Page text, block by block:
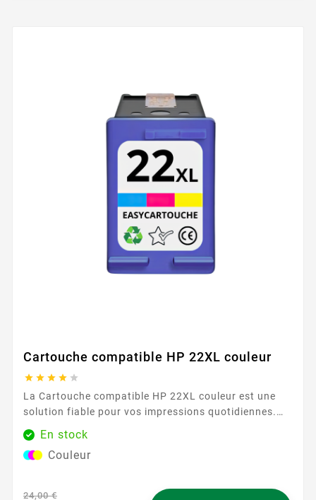
Cartouche compatible HP 22XL couleur
    
La Cartouche compatible HP 22XL couleur est une
solution fiable pour vos impressions quotidiennes.
Pensée pour les utilisateurs qui veulent concilier
simplicité et constance, elle offre une installation
facile et s’intègre naturellement à votre imprimante
reprenez vos travaux d’impression sans réglage...
En stock
Couleur
24,00 €